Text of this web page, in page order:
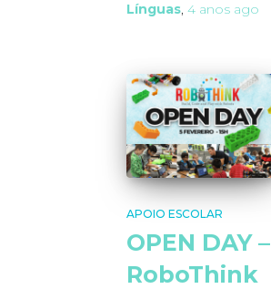
Línguas, 4 anos ago
APOIO ESCOLAR
OPEN DAY –
RoboThink